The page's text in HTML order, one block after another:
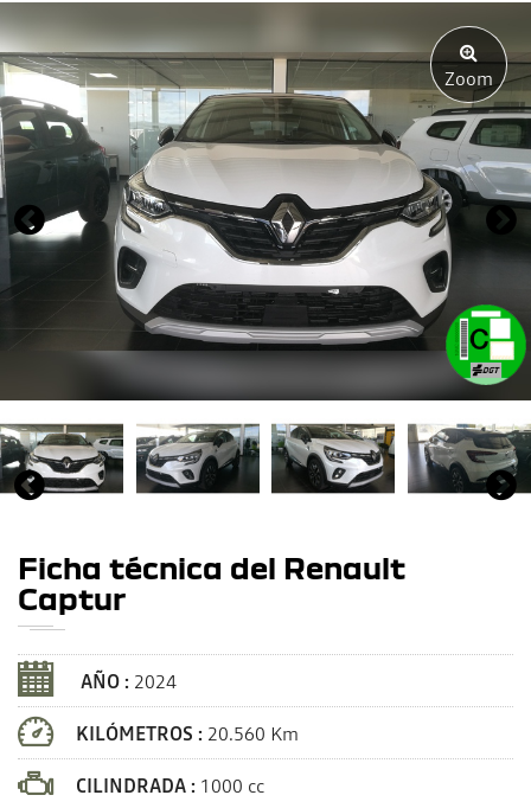
Zoom
Ficha técnica del Renault
Captur
AÑO : 2024
KILÓMETROS : 20.560 Km
CILINDRADA : 1000 cc